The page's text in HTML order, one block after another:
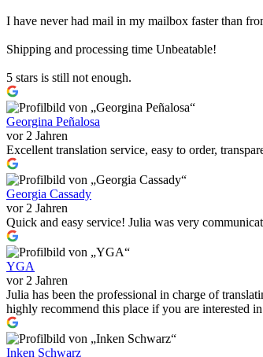
I have never had mail in my mailbox faster than
Shipping and processing time Unbeatable!
5 stars is still not enough.
Georgina Peñalosa
vor 2 Jahren
Excellent translation service, easy to order,
Georgia Cassady
vor 2 Jahren
Quick and easy service! Julia was very
YGA
vor 2 Jahren
Julia has been the professional in charge of
highly recommend this place if you are interested
Inken Schwarz